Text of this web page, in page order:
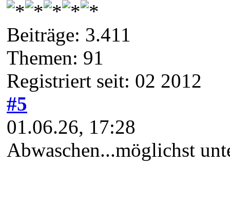
Beiträge: 3.411
Themen: 91
Registriert seit: 02 2012
#5
01.06.26, 17:28
Abwaschen...möglichst